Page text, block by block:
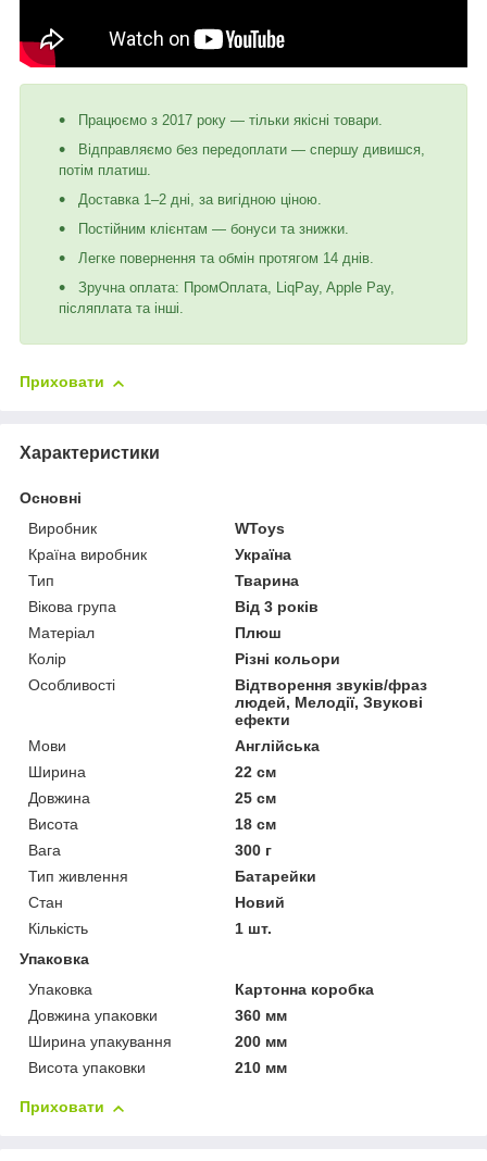
Працюємо з 2017 року — тільки якісні товари.
Відправляємо без передоплати — спершу дивишся,
потім платиш.
Доставка 1–2 дні, за вигідною ціною.
Постійним клієнтам — бонуси та знижки.
Легке повернення та обмін протягом 14 днів.
Зручна оплата: ПромОплата, LiqPay, Apple Pay,
післяплата та інші.
Приховати
Характеристики
Основні
Виробник
WToys
Країна виробник
Україна
Тип
Тварина
Вікова група
Від 3 років
Матеріал
Плюш
Колір
Різні кольори
Особливості
Відтворення звуків/фраз
людей, Мелодії, Звукові
ефекти
Мови
Англійська
Ширина
22 см
Довжина
25 см
Висота
18 см
Вага
300 г
Тип живлення
Батарейки
Стан
Новий
Кількість
1 шт.
Упаковка
Упаковка
Картонна коробка
Довжина упаковки
360 мм
Ширина упакування
200 мм
Висота упаковки
210 мм
Приховати